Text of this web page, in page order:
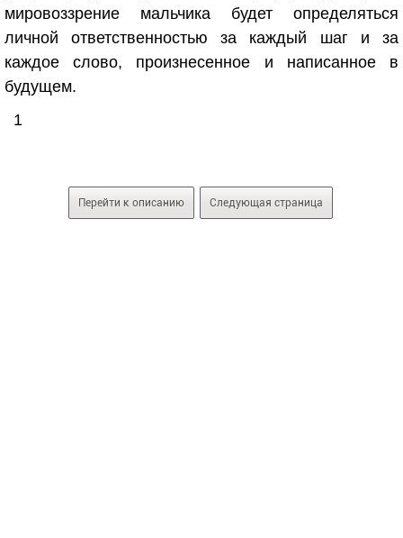
мировоззрение мальчика будет определяться
личной ответственностью за каждый шаг и за
каждое слово, произнесенное и написанное в
будущем.
1
Перейти к описанию Следующая страница